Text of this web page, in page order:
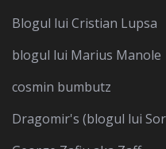
Blogul lui Cristian Lupsa
blogul lui Marius Manole
cosmin bumbutz
Dragomir's (blogul lui